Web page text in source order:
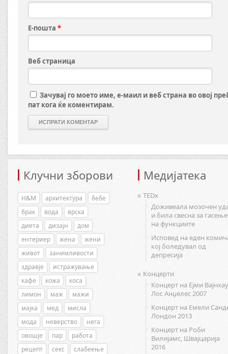
Е-пошта *
Веб страница
Зачувај го моето име, е-маил и веб страна во овој
пат кога ќе коментирам.
Клучни зборови
H&M архитектура
бебе
брак
вода
врска
диета
дизајн
дом
ентериер
жена
жени
живот
занимливости
здравје
истражување
кафе
кожа
коса
лимон
маж
мажи
мајка
мед
мисла
мода
неверство
нега
овошје
пар
работа
рецепт
секс
слабеење
Медијатека
TEDx
Доживеала мозочен
и била свесна за
на функциите
Исповед на еден
кој боледувал од
депресија
Концерти
Концерт на Ејми
Лос Анџелес 2007
Концерт на Емели
Лондон 2013
Концерт на Роби
Вилијамс, Швајцарија
2016